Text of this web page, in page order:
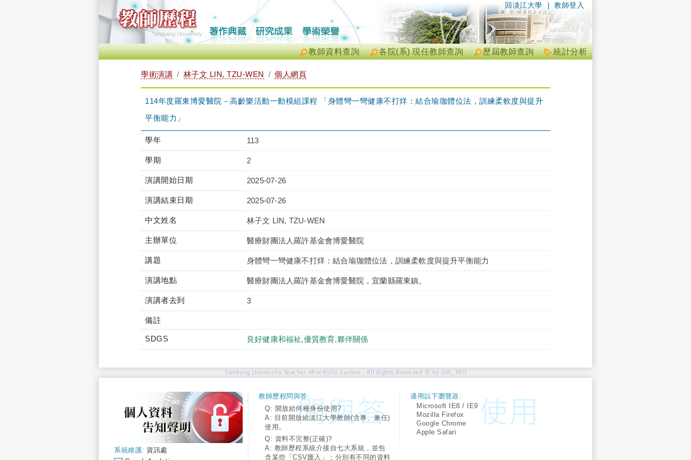
| 教師登入
回淡江大學
統計分析
歷屆教師查詢
各院(系) 現任教師查詢
教師資料查詢
學術演講 林子文 LIN, TZU-WEN 個人網頁
114年度羅東博愛醫院－高齡樂活動一動模組課程 「身體彎一彎健康不打烊：結合瑜珈體位法，訓練柔軟度與提升
平衡能力」
學年 113
學期 2
演講開始日期 2025-07-26
演講結束日期 2025-07-26
中文姓名 林子文 LIN, TZU-WEN
主辦單位 醫療財團法人羅許基金會博愛醫院
講題 身體彎一彎健康不打烊：結合瑜珈體位法，訓練柔軟度與提升平衡能力
演講地點 醫療財團法人羅許基金會博愛醫院，宜蘭縣羅東鎮。
演講者去到 3
備註
SDGS 良好健康和福祉,優質教育,夥伴關係
Tamkang University Teacher ePortfolio System - All Rights Reserved © by OIS, TKU
系統維護: 資訊處
教師歷程問與答:
Q: 開放給何種身份使用?
A: 目前開放給淡江大學教師(含專、兼任)
使用。
Q: 資料不完整(正確)?
A: 教師歷程系統介接自七大系統，並包
含某些「CSV匯入」；分別有不同的資料
適用以下瀏覽器:
Microsoft IE8 / IE9
Mozilla Firefox
Google Chrome
Apple Safari